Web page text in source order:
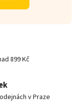
899 Kč
v Praze